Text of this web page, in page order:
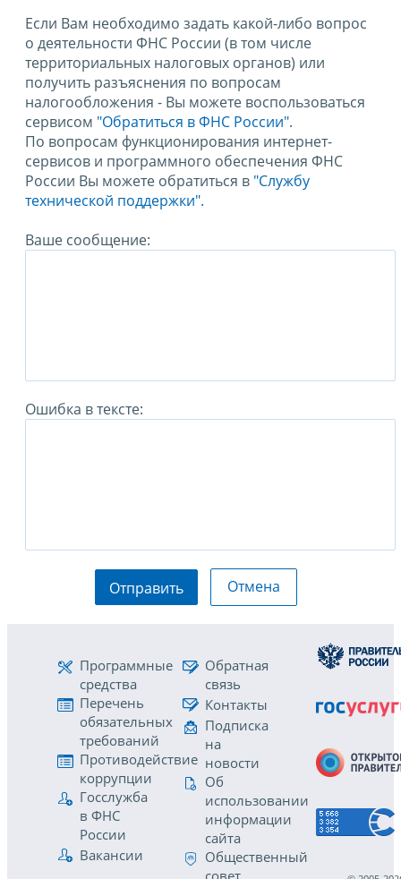
Если Вам необходимо задать какой-либо вопрос
о деятельности ФНС России (в том числе
территориальных налоговых органов) или
получить разъяснения по вопросам
налогообложения - Вы можете воспользоваться
сервисом "Обратиться в ФНС России".
По вопросам функционирования интернет-
сервисов и программного обеспечения ФНС
России Вы можете обратиться в "Службу
технической поддержки".
Ваше сообщение:
Ошибка в тексте:
Отправить Отмена
Программные
средства
Перечень
обязательных
требований
Противодействие
коррупции
Госслужба
в ФНС
России
Вакансии
Обратная
связь
Контакты
Подписка
на
новости
Об
использовании
информации
сайта
Общественный
совет